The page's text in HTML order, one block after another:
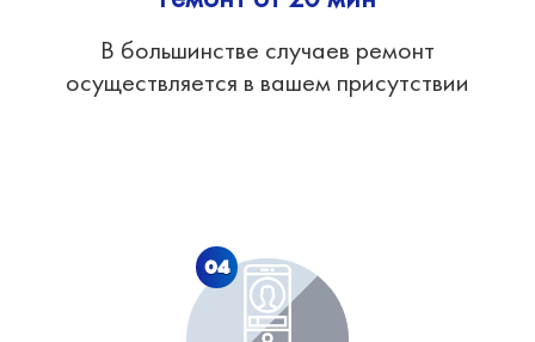
В большинстве случаев ремонт
осуществляется в вашем присутствии
04